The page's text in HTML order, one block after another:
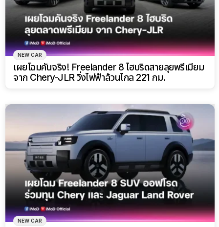
NEW CAR
เผยโฉมคันจริง! Freelander 8 ไฮบริดสายลุยพรีเมียม
จาก Chery-JLR วิ่งไฟฟ้าล้วนไกล 221 กม.
NEW CAR